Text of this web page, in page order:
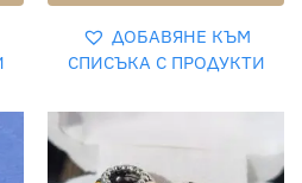
ДОБАВЯНЕ КЪМ
СПИСЪКА С ПРОДУКТИ